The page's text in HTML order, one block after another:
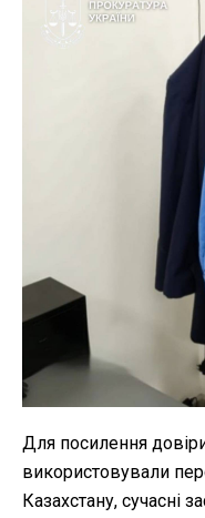
Для посилення
використовували
Казахстану, сучасні